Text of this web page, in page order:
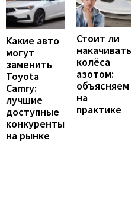
Какие авто
могут
заменить
Toyota
Camry:
лучшие
доступные
конкуренты
на рынке
Стоит ли
накачивать
колёса
азотом:
объясняем
на
практике